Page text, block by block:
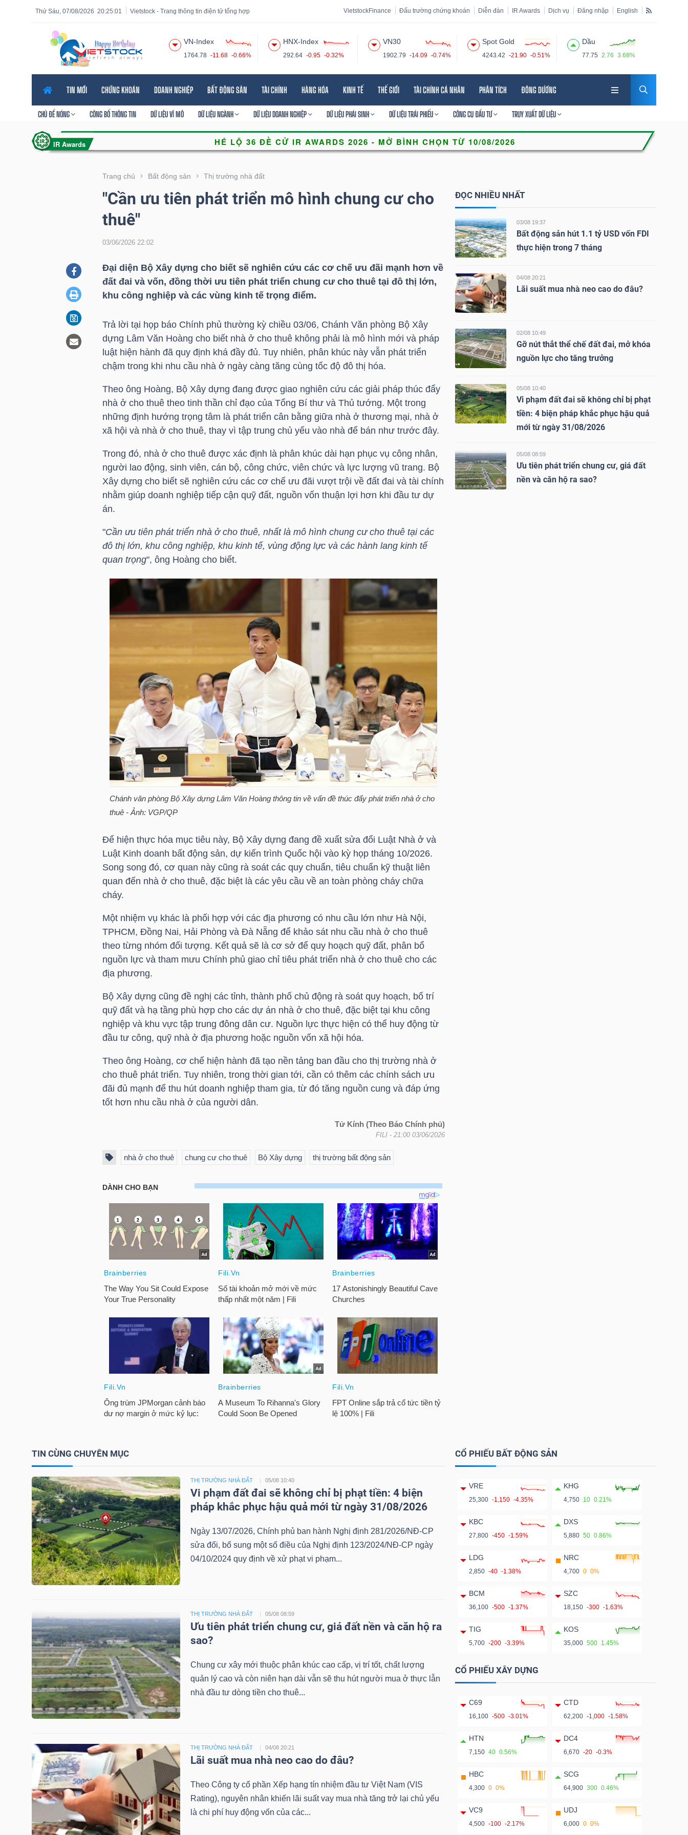
20:25:02
Thứ Sáu, 07/08/2026 Vietstock - Trang thông tin điện tử tổng hợp VietstockFinance Đấu trường chứng khoán Diễn đàn IR Awards Dịch vụ Đăng nhập English
VN-Index
1764.78 -11.68 -0.66%
HNX-Index
292.64 -0.95 -0.32%
VN30
1902.79 -14.09 -0.74%
Spot Gold
4243.42 -21.90 -0.51%
Dầu
77.75 2.76 3.68%
TIN MỚI CHỨNG KHOÁN DOANH NGHIỆP BẤT ĐỘNG SẢN TÀI CHÍNH HÀNG HÓA KINH TẾ THẾ GIỚI TÀI CHÍNH CÁ NHÂN PHÂN TÍCH ĐÔNG DƯƠNG
CHỦ ĐỀ NÓNG CÔNG BỐ THÔNG TIN DỮ LIỆU VĨ MÔ DỮ LIỆU NGÀNH DỮ LIỆU DOANH NGHIỆP DỮ LIỆU PHÁI SINH DỮ LIỆU TRÁI PHIẾU CÔNG CỤ ĐẦU TƯ TRUY XUẤT DỮ LIỆU
Trang chủ Bất động sản Thị trường nhà đất
"Cần ưu tiên phát triển mô hình chung cư cho
thuê"
03/06/2026 22:02
Đại diện Bộ Xây dựng cho biết sẽ nghiên cứu các cơ chế ưu đãi mạnh hơn về
đất đai và vốn, đồng thời ưu tiên phát triển chung cư cho thuê tại đô thị lớn,
khu công nghiệp và các vùng kinh tế trọng điểm.
Trả lời tại họp báo Chính phủ thường kỳ chiều 03/06, Chánh Văn phòng Bộ Xây
dựng Lâm Văn Hoàng cho biết nhà ở cho thuê không phải là mô hình mới và pháp
luật hiện hành đã quy định khá đầy đủ. Tuy nhiên, phân khúc này vẫn phát triển
chậm trong khi nhu cầu nhà ở ngày càng tăng cùng tốc độ đô thị hóa.
Theo ông Hoàng, Bộ Xây dựng đang được giao nghiên cứu các giải pháp thúc đẩy
nhà ở cho thuê theo tinh thần chỉ đạo của Tổng Bí thư và Thủ tướng. Một trong
những định hướng trọng tâm là phát triển cân bằng giữa nhà ở thương mại, nhà ở
xã hội và nhà ở cho thuê, thay vì tập trung chủ yếu vào nhà để bán như trước đây.
Trong đó, nhà ở cho thuê được xác định là phân khúc dài hạn phục vụ công nhân,
người lao động, sinh viên, cán bộ, công chức, viên chức và lực lượng vũ trang. Bộ
Xây dựng cho biết sẽ nghiên cứu các cơ chế ưu đãi vượt trội về đất đai và tài chính
nhằm giúp doanh nghiệp tiếp cận quỹ đất, nguồn vốn thuận lợi hơn khi đầu tư dự
án.
"Cần ưu tiên phát triển nhà ở cho thuê, nhất là mô hình chung cư cho thuê tại các
đô thị lớn, khu công nghiệp, khu kinh tế, vùng động lực và các hành lang kinh tế
quan trọng", ông Hoàng cho biết.
Chánh văn phòng Bộ Xây dựng Lâm Văn Hoàng thông tin về vấn đề thúc đẩy phát triển nhà ở cho
thuê - Ảnh: VGP/QP
Để hiện thực hóa mục tiêu này, Bộ Xây dựng đang đề xuất sửa đổi Luật Nhà ở và
Luật Kinh doanh bất động sản, dự kiến trình Quốc hội vào kỳ họp tháng 10/2026.
Song song đó, cơ quan này cũng rà soát các quy chuẩn, tiêu chuẩn kỹ thuật liên
quan đến nhà ở cho thuê, đặc biệt là các yêu cầu về an toàn phòng cháy chữa
cháy.
Một nhiệm vụ khác là phối hợp với các địa phương có nhu cầu lớn như Hà Nội,
TPHCM, Đồng Nai, Hải Phòng và Đà Nẵng để khảo sát nhu cầu nhà ở cho thuê
theo từng nhóm đối tượng. Kết quả sẽ là cơ sở để quy hoạch quỹ đất, phân bổ
nguồn lực và tham mưu Chính phủ giao chỉ tiêu phát triển nhà ở cho thuê cho các
địa phương.
Bộ Xây dựng cũng đề nghị các tỉnh, thành phố chủ động rà soát quy hoạch, bố trí
quỹ đất và hạ tầng phù hợp cho các dự án nhà ở cho thuê, đặc biệt tại khu công
nghiệp và khu vực tập trung đông dân cư. Nguồn lực thực hiện có thể huy động từ
đầu tư công, quỹ nhà ở địa phương hoặc nguồn vốn xã hội hóa.
Theo ông Hoàng, cơ chế hiện hành đã tạo nền tảng ban đầu cho thị trường nhà ở
cho thuê phát triển. Tuy nhiên, trong thời gian tới, cần có thêm các chính sách ưu
đãi đủ mạnh để thu hút doanh nghiệp tham gia, từ đó tăng nguồn cung và đáp ứng
tốt hơn nhu cầu nhà ở của người dân.
Tử Kính (Theo Báo Chính phủ)
FILI - 21:00 03/06/2026
nhà ở cho thuê chung cư cho thuê Bộ Xây dựng thị trường bất động sản
ĐỌC NHIỀU NHẤT
03/08 19:37
Bất động sản hút 1.1 tỷ USD vốn FDI
thực hiện trong 7 tháng
04/08 20:21
Lãi suất mua nhà neo cao do đâu?
02/08 10:49
Gỡ nút thắt thể chế đất đai, mở khóa
nguồn lực cho tăng trưởng
05/08 10:40
Vi phạm đất đai sẽ không chỉ bị phạt
tiền: 4 biện pháp khắc phục hậu quả
mới từ ngày 31/08/2026
05/08 08:59
Ưu tiên phát triển chung cư, giá đất
nền và căn hộ ra sao?
TIN CÙNG CHUYÊN MỤC
THỊ TRƯỜNG NHÀ ĐẤT 05/08 10:40
Vi phạm đất đai sẽ không chỉ bị phạt tiền: 4 biện
pháp khắc phục hậu quả mới từ ngày 31/08/2026
Ngày 13/07/2026, Chính phủ ban hành Nghị định 281/2026/NĐ-CP
sửa đổi, bổ sung một số điều của Nghị định 123/2024/NĐ-CP ngày
04/10/2024 quy định về xử phạt vi phạm...
THỊ TRƯỜNG NHÀ ĐẤT 05/08 08:59
Ưu tiên phát triển chung cư, giá đất nền và căn hộ ra
sao?
Chung cư xây mới thuộc phân khúc cao cấp, vị trí tốt, chất lượng
quản lý cao và còn niên hạn dài vẫn sẽ thu hút người mua ở thực lẫn
nhà đầu tư dòng tiền cho thuê...
THỊ TRƯỜNG NHÀ ĐẤT 04/08 20:21
Lãi suất mua nhà neo cao do đâu?
Theo Công ty cổ phần Xếp hạng tín nhiệm đầu tư Việt Nam (VIS
Rating), nguyên nhân khiến lãi suất vay mua nhà tăng trở lại chủ yếu
là chi phí huy động vốn của các...
CỔ PHIẾU BẤT ĐỘNG SẢN
VRE
25,300 -1,150 -4.35%
KHG
4,750 10 0.21%
KBC
27,800 -450 -1.59%
DXS
5,880 50 0.86%
LDG
2,850 -40 -1.38%
NRC
4,700 0 0%
BCM
36,100 -500 -1.37%
SZC
18,150 -300 -1.63%
TIG
5,700 -200 -3.39%
KOS
35,000 500 1.45%
CỔ PHIẾU XÂY DỰNG
C69
16,100 -500 -3.01%
CTD
62,200 -1,000 -1.58%
HTN
7,150 40 0.56%
DC4
6,670 -20 -0.3%
HBC
4,300 0 0%
SCG
64,900 300 0.46%
VC9
4,500 -100 -2.17%
UDJ
6,000 0 0%
Tính năng
năng
VIETSTOCK
SECTOR
NĂNG
LƯỢNG
VẬT
LIỆU
CÔNG
NGHIỆP
DÙNG
THIẾT